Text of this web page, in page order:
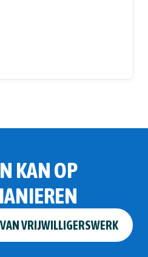
KAN OP
VRIJWILLIGERSWERK